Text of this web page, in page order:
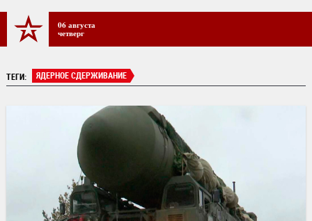
06 августа
четверг
ТЕГИ: ЯДЕРНОЕ СДЕРЖИВАНИЕ